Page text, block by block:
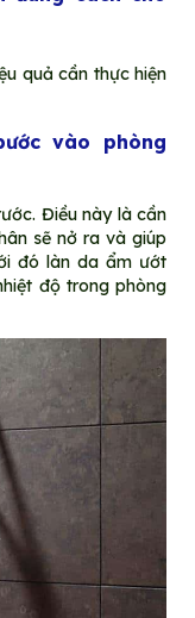
quả cần thực hiện
vào phòng
Điều này là cần
sẽ nở ra và giúp
đó làn da ẩm ướt
độ trong phòng